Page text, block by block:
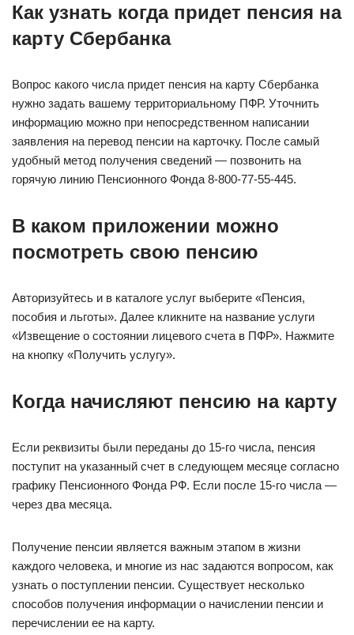
Как узнать когда придет пенсия на
карту Сбербанка
Вопрос какого числа придет пенсия на карту Сбербанка
нужно задать вашему территориальному ПФР. Уточнить
информацию можно при непосредственном написании
заявления на перевод пенсии на карточку. После самый
удобный метод получения сведений — позвонить на
горячую линию Пенсионного Фонда 8-800-77-55-445.
В каком приложении можно
посмотреть свою пенсию
Авторизуйтесь и в каталоге услуг выберите «Пенсия,
пособия и льготы». Далее кликните на название услуги
«Извещение о состоянии лицевого счета в ПФР». Нажмите
на кнопку «Получить услугу».
Когда начисляют пенсию на карту
Если реквизиты были переданы до 15-го числа, пенсия
поступит на указанный счет в следующем месяце согласно
графику Пенсионного Фонда РФ. Если после 15-го числа —
через два месяца.
Получение пенсии является важным этапом в жизни
каждого человека, и многие из нас задаются вопросом, как
узнать о поступлении пенсии. Существует несколько
способов получения информации о начислении пенсии и
перечислении ее на карту.